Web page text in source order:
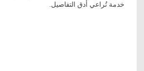
خدمة تُراعي أدق التفاصيل.